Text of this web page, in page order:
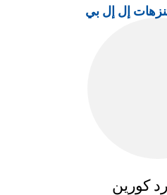
إل إل بي
كورين